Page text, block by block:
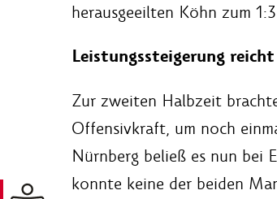
herausgeeilten Köhn zum
Leistungssteigerung
Zur zweiten Halbzeit
Offensivkraft, um noch
Nürnberg beließ es nun bei
konnte keine der beiden